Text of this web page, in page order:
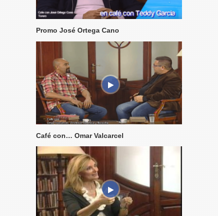
Promo José Ortega Cano
Café con… Omar Valcarcel